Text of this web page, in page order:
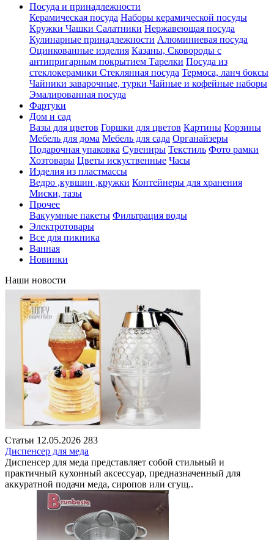
Посуда и принадлежности
Керамическая посуда Наборы керамической посуды
Кружки Чашки Салатники Нержавеющая посуда
Кулинарные принадлежности Алюминиевая посуда
Оцинкованные изделия Казаны, Сковороды с
антипригарным покрытием Тарелки Посуда из
стеклокерамики Стеклянная посуда Термоса, ланч боксы
Чайники заварочные, турки Чайные и кофейные наборы
Эмалированная посуда
Фартуки
Дом и сад
Вазы для цветов Горшки для цветов Картины Корзины
Мебель для дома Мебель для сада Органайзеры
Подарочная упаковка Сувениры Текстиль Фото рамки
Хозтовары Цветы искуственные Часы
Изделия из пластмассы
Ведро ,кувшин ,кружки Контейнеры для хранения
Миски, тазы
Прочее
Вакуумные пакеты Фильтрация воды
Электротовары
Все для пикника
Ванная
Новинки
Наши новости
Статьи 12.05.2026 283
Диспенсер для меда
Диспенсер для меда представляет собой стильный и
практичный кухонный аксессуар, предназначенный для
аккуратной подачи меда, сиропов или сгущ..